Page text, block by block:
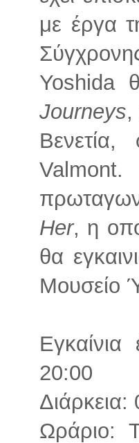
με έργα
Yoshida
Journeys,
Her, η
θα
Μουσείο
20:00
Ωράριο: